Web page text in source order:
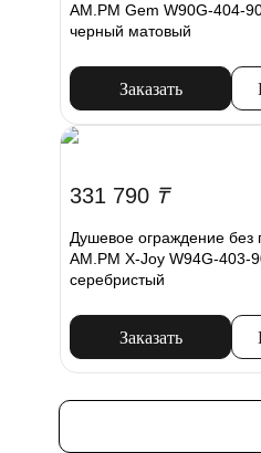
AM.PM Gem W90G-404-
черный матовый
Заказать
331 790 ₸
Душевое ограждение без
AM.PM X-Joy W94G-403-
серебристый
Заказать